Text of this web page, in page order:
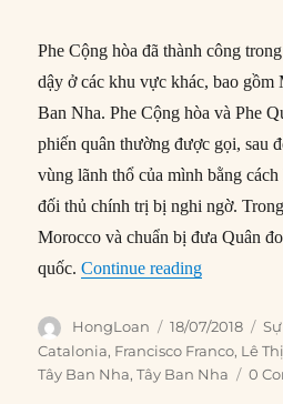
Phe Cộng hòa đã thành công
dậy ở các khu vực khác, bao gồm
Ban Nha. Phe Cộng hòa và Phe
phiến quân thường được gọi, sau
vùng lãnh thổ của mình bằng
đối thủ chính trị bị nghi ngờ.
Morocco và chuẩn bị đưa Quân
quốc.Continue reading“18/07/
Author
HongLoan
Posted
on
18/07/2018
Catalonia, Francisco Franco, Lê
Tây Ban Nha,Tây Ban Nha 0